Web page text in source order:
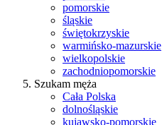
pomorskie
śląskie
świętokrzyskie
warmińsko-mazurskie
wielkopolskie
zachodniopomorskie
Szukam męża
Cała Polska
dolnośląskie
kujawsko-pomorskie